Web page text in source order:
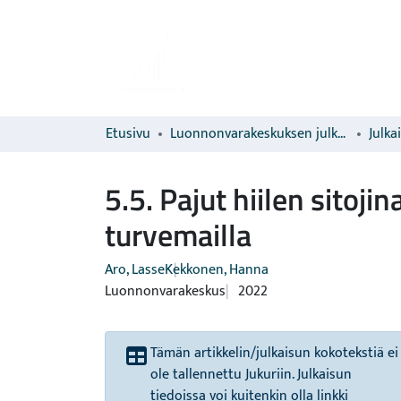
Etusivu Luonnonvarakeskuksen julkaisut
5.5. Pajut hiilen
turvemailla
Aro, LasseKekkonen, Hanna
Luonnonvarakeskus 2022
Tämän artikkelin/julkaisun kokotekstiä ei
ole tallennettu Jukuriin. Julkaisun
tiedoissa voi kuitenkin olla linkki